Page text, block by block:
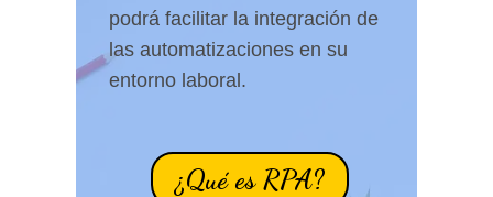
¿Qué es RPA?
podrá facilitar la integración de
las automatizaciones en su
entorno laboral.